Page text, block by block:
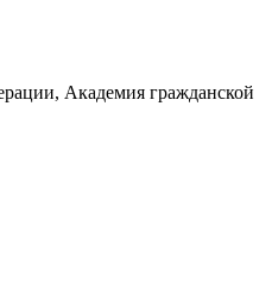
Академия гражданской